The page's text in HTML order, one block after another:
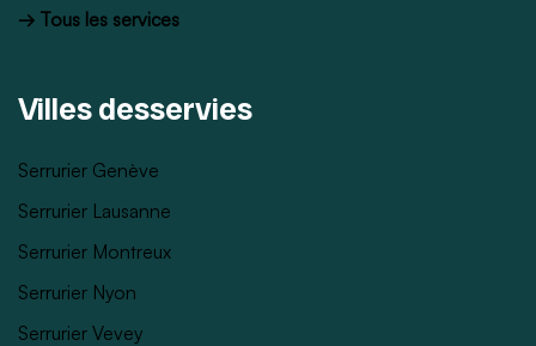
→ Tous les services
Villes desservies
Serrurier Genève
Serrurier Lausanne
Serrurier Montreux
Serrurier Nyon
Serrurier Vevey